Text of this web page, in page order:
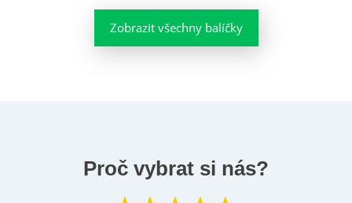
Zobrazit všechny balíčky
Proč vybrat si nás?